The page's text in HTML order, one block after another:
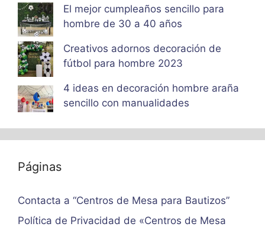
El mejor cumpleaños sencillo para
hombre de 30 a 40 años
Creativos adornos decoración de
fútbol para hombre 2023
4 ideas en decoración hombre araña
sencillo con manualidades
Páginas
Contacta a “Centros de Mesa para Bautizos”
Política de Privacidad de «Centros de Mesa